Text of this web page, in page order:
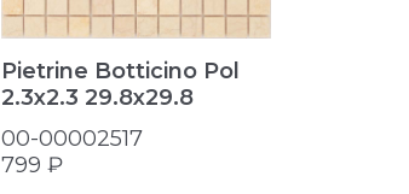
Pietrine Botticino Pol
2.3х2.3 29.8x29.8
00-00002517
799 ₽